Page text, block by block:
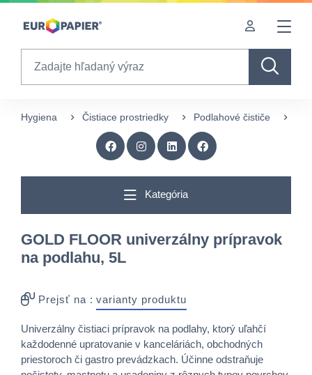
Table Of Content
Zaujímavé produkty pre Vás
Hygiena Čistiace prostriedky Podlahové čističe
Kategória
GOLD FLOOR univerzálny prípravok
na podlahu, 5L
Prejsť na : varianty produktu
Univerzálny čistiaci prípravok na podlahy, ktorý uľahčí
každodenné upratovanie v kanceláriách, obchodných
priestoroch či gastro prevádzkach. Účinne odstraňuje